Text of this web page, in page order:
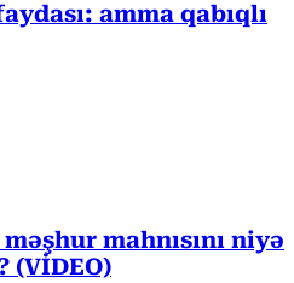
amma qabıqlı
mahnısını niyə
(VİDEO)